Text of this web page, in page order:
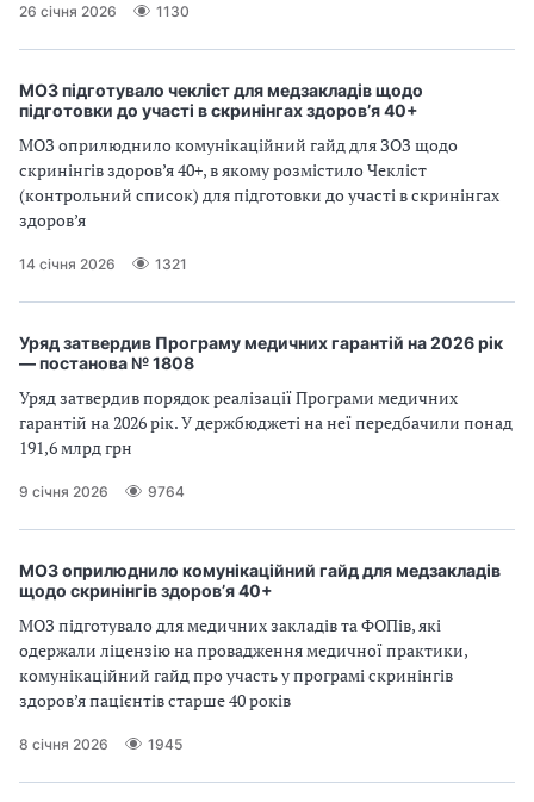
26 січня 2026 1130
МОЗ підготувало чекліст для медзакладів щодо
підготовки до участі в скринінгах здоров’я 40+
МОЗ оприлюднило комунікаційний гайд для ЗОЗ щодо
скринінгів здоров’я 40+, в якому розмістило Чекліст
(контрольний список) для підготовки до участі в скринінгах
здоров’я
14 січня 2026 1321
Уряд затвердив Програму медичних гарантій на 2026 рік
— постанова № 1808
Уряд затвердив порядок реалізації Програми медичних
гарантій на 2026 рік. У держбюджеті на неї передбачили понад
191,6 млрд грн
9 січня 2026 9764
МОЗ оприлюднило комунікаційний гайд для медзакладів
щодо скринінгів здоров’я 40+
МОЗ підготувало для медичних закладів та ФОПів, які
одержали ліцензію на провадження медичної практики,
комунікаційний гайд про участь у програмі скринінгів
здоров’я пацієнтів старше 40 років
8 січня 2026 1945